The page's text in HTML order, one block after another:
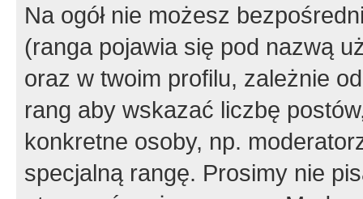
Na ogół nie możesz
(ranga pojawia się pod nazwą
oraz w twoim profilu, zależnie
rang aby wskazać liczbę
konkretne osoby, np.
specjalną rangę. Prosimy nie